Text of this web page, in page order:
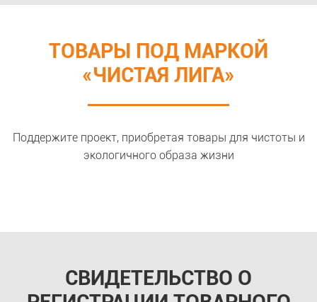
ТОВАРЫ ПОД МАРКОЙ
«ЧИСТАЯ ЛИГА»
Поддержите проект, приобретая товары для чистоты и
экологичного образа жизни
СВИДЕТЕЛЬСТВО О